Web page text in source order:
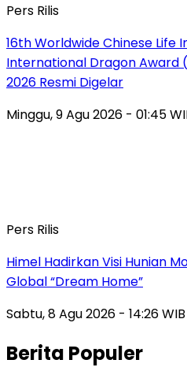
Pers Rilis
16th Worldwide Chinese Life
International Dragon Award
2026 Resmi Digelar
Minggu, 9 Agu 2026 - 01:45
Pers Rilis
Himel Hadirkan Visi Hunian
Global “Dream Home”
Sabtu, 8 Agu 2026 - 14:26 WIB
Berita Populer